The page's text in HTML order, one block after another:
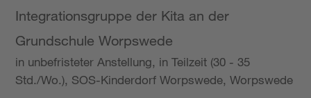
Integrationsgruppe der Kita an der
Grundschule Worpswede
in unbefristeter Anstellung, in Teilzeit (30 - 35
Std./Wo.), SOS-Kinderdorf Worpswede, Worpswede